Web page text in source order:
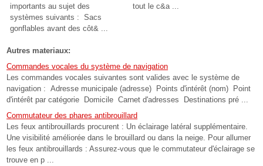
importants au sujet des
systèmes suivants : Sacs
gonflables avant des côt& ...
tout le c&a ...
Autres materiaux:
Commandes vocales du système de navigation
Les commandes vocales suivantes sont valides avec le système de
navigation : Adresse municipale (adresse) Points d'intérêt (nom) Point
d'intérêt par catégorie Domicile Carnet d'adresses Destinations pré ...
Commutateur des phares antibrouillard
Les feux antibrouillards procurent : Un éclairage latéral supplémentaire.
Une visibilité améliorée dans le brouillard ou dans la neige. Pour allumer
les feux antibrouillards : Assurez-vous que le commutateur d'éclairage se
trouve en p ...